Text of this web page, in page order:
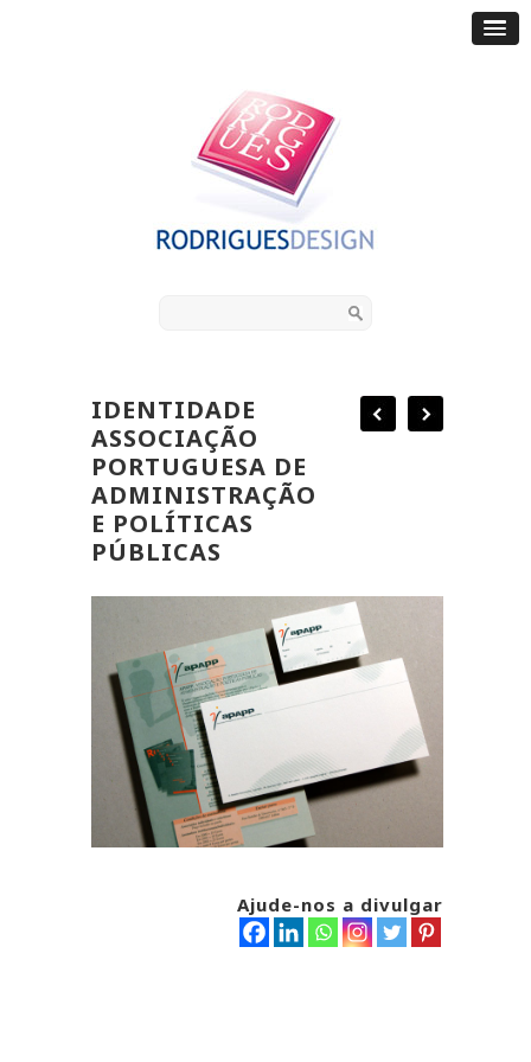
IDENTIDADE
ASSOCIAÇÃO
PORTUGUESA DE
ADMINISTRAÇÃO
E POLÍTICAS
PÚBLICAS
Ajude-nos a divulgar